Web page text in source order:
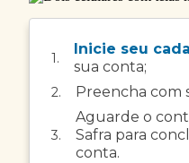
1.
Inicie seu
sua conta;
2. Preencha com
3.
Aguarde o
Safra para
conta.